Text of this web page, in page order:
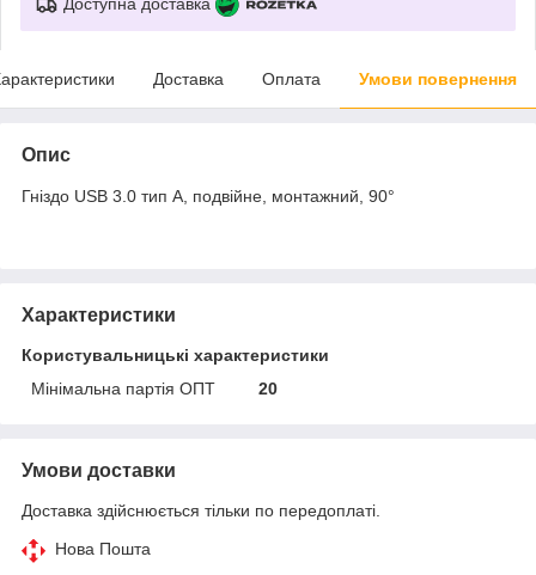
Доставка Оплата Умови повернення
Опис
Гніздо USB 3.0 тип А, подвійне, монтажний, 90°
Характеристики
Користувальницькі характеристики
Мінімальна партія ОПТ
20
Умови доставки
Доставка здійснюється тільки по передоплаті.
Нова Пошта